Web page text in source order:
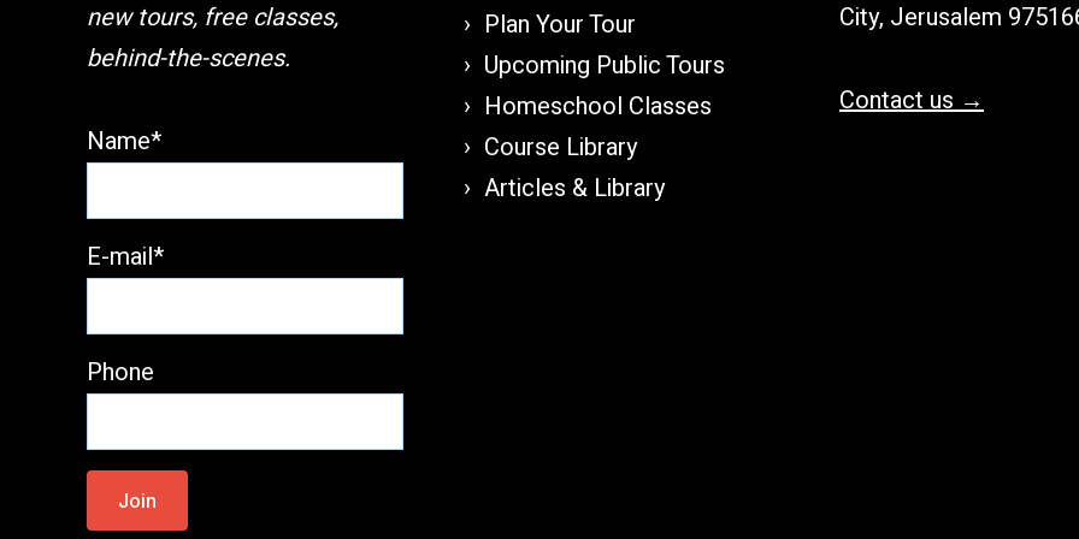
new tours, free classes,
behind-the-scenes.
Name*
E-mail*
Phone
Please
leave
Plan Your Tour
Upcoming Public Tours
Homeschool Classes
Course Library
Articles & Library
City, Jerusalem
Contact us →